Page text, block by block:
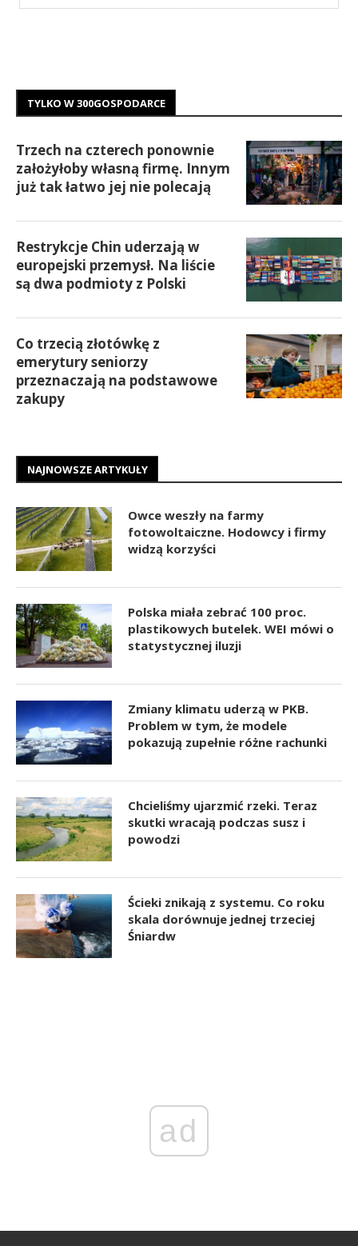
TYLKO W 300GOSPODARCE
Trzech na czterech ponownie
założyłoby własną firmę. Innym
już tak łatwo jej nie polecają
Restrykcje Chin uderzają w
europejski przemysł. Na liście
są dwa podmioty z Polski
Co trzecią złotówkę z
emerytury seniorzy
przeznaczają na podstawowe
zakupy
NAJNOWSZE ARTYKUŁY
Owce weszły na farmy
fotowoltaiczne. Hodowcy i firmy
widzą korzyści
Polska miała zebrać 100 proc.
plastikowych butelek. WEI mówi o
statystycznej iluzji
Zmiany klimatu uderzą w PKB.
Problem w tym, że modele
pokazują zupełnie różne rachunki
Chcieliśmy ujarzmić rzeki. Teraz
skutki wracają podczas susz i
powodzi
Ścieki znikają z systemu. Co roku
skala dorównuje jednej trzeciej
Śniardw
ad